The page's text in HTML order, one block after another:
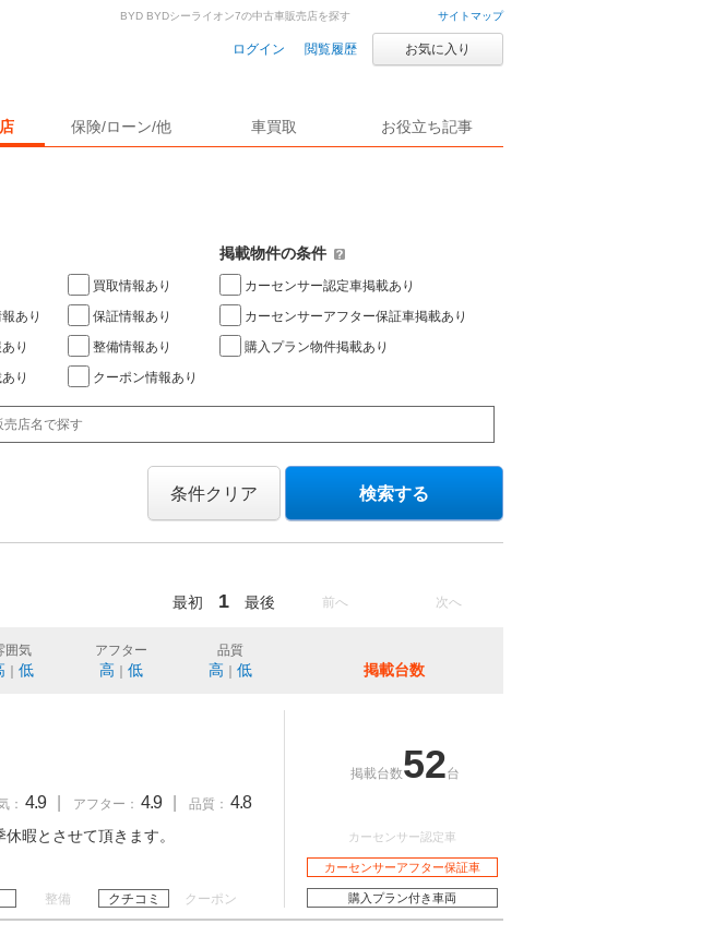
サイトマップ
ログイン 閲覧履歴 お気に入り
保険/ローン/他 車買取 お役立ち記事
BYD BYDシーライオン7の中古車販売店を探す
あり
り
り
買取情報あり
保証情報あり
整備情報あり
クーポン情報あり
掲載物件の条件
カーセンサー認定車掲載あり
カーセンサーアフター保証車掲載あり
購入プラン物件掲載あり
条件クリア 検索する
前へ 次へ
最初 1 最後
囲気
低
アフター
高 低
品質
高 低 掲載台数
： 4.9 アフター： 4.9 品質： 4.8
暇とさせて頂きます。
整備 クチコミ クーポン
掲載台数52台
カーセンサー認定車
カーセンサーアフター保証車
購入プラン付き車両